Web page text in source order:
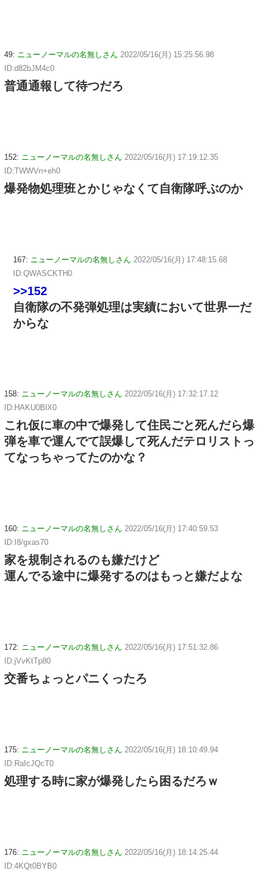
49: ニューノーマルの名無しさん 2022/05/16(月) 15:25:56.98
ID:d82bJM4c0
普通通報して待つだろ
152: ニューノーマルの名無しさん 2022/05/16(月) 17:19:12.35
ID:TWWVn+eh0
爆発物処理班とかじゃなくて自衛隊呼ぶのか
167: ニューノーマルの名無しさん 2022/05/16(月) 17:48:15.68
ID:QWASCKTH0
>>152
自衛隊の不発弾処理は実績において世界一だ
からな
158: ニューノーマルの名無しさん 2022/05/16(月) 17:32:17.12
ID:HAKU0BlX0
これ仮に車の中で爆発して住民ごと死んだら爆
弾を車で運んでて誤爆して死んだテロリストっ
てなっちゃってたのかな？
160: ニューノーマルの名無しさん 2022/05/16(月) 17:40:59.53
ID:I8/gxas70
家を規制されるのも嫌だけど
運んでる途中に爆発するのはもっと嫌だよな
172: ニューノーマルの名無しさん 2022/05/16(月) 17:51:32.86
ID:jVvKtTp80
交番ちょっとパニくったろ
175: ニューノーマルの名無しさん 2022/05/16(月) 18:10:49.94
ID:RaIcJQcT0
処理する時に家が爆発したら困るだろｗ
176: ニューノーマルの名無しさん 2022/05/16(月) 18:14:25.44
ID:4KQt0BYB0